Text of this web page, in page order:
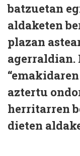
batzuetan
aldaketen
plazan
aztertu
herritarren
dieten